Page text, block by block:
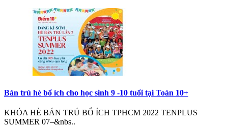
Bán trú hè bổ ích cho học sinh 9 -10 tuổi tại Toán 10+
KHÓA HÈ BÁN TRÚ BỔ ÍCH TPHCM 2022 TENPLUS
SUMMER 07–&nbs..